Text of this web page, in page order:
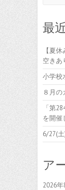
最
【夏
空きあ
小学校
８月の
「第
を開催
6/27(
ア
2026年